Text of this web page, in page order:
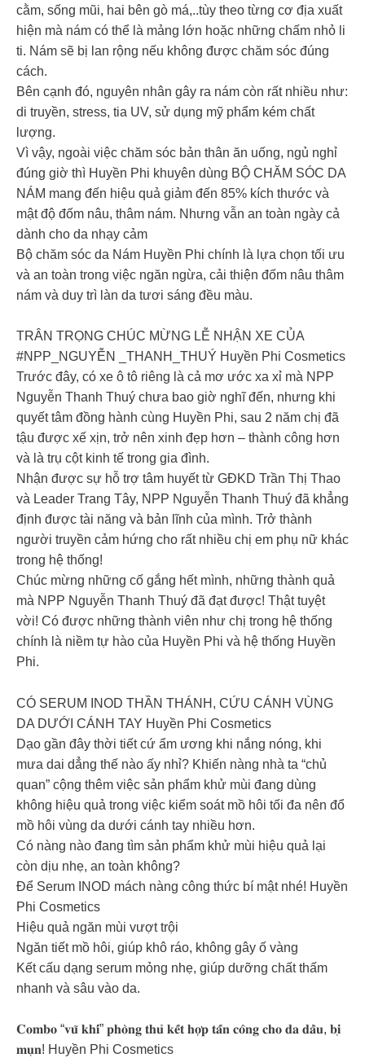
cằm, sống mũi, hai bên gò má,..tùy theo từng cơ địa xuất
hiện mà nám có thể là mảng lớn hoặc những chấm nhỏ li
ti. Nám sẽ bị lan rộng nếu không được chăm sóc đúng
cách.
Bên cạnh đó, nguyên nhân gây ra nám còn rất nhiều như:
di truyền, stress, tia UV, sử dụng mỹ phẩm kém chất
lượng.
Vì vậy, ngoài việc chăm sóc bản thân ăn uống, ngủ nghỉ
đúng giờ thì Huyền Phi khuyên dùng BỘ CHĂM SÓC DA
NÁM mang đến hiệu quả giảm đến 85% kích thước và
mật độ đốm nâu, thâm nám. Nhưng vẫn an toàn ngày cả
dành cho da nhạy cảm
Bộ chăm sóc da Nám Huyền Phi chính là lựa chọn tối ưu
và an toàn trong việc ngăn ngừa, cải thiện đốm nâu thâm
nám và duy trì làn da tươi sáng đều màu.
TRÂN TRỌNG CHÚC MỪNG LỄ NHẬN XE CỦA
#NPP_NGUYỄN _THANH_THUÝ Huyền Phi Cosmetics
Trước đây, có xe ô tô riêng là cả mơ ước xa xỉ mà NPP
Nguyễn Thanh Thuý chưa bao giờ nghĩ đến, nhưng khi
quyết tâm đồng hành cùng Huyền Phi, sau 2 năm chị đã
tậu được xế xịn, trở nên xinh đẹp hơn – thành công hơn
và là trụ cột kinh tế trong gia đình.
Nhận được sự hỗ trợ tâm huyết từ GĐKD Trần Thị Thao
và Leader Trang Tây, NPP Nguyễn Thanh Thuý đã khẳng
định được tài năng và bản lĩnh của mình. Trở thành
người truyền cảm hứng cho rất nhiều chị em phụ nữ khác
trong hệ thống!
Chúc mừng những cố gắng hết mình, những thành quả
mà NPP Nguyễn Thanh Thuý đã đạt được! Thật tuyệt
vời! Có được những thành viên như chị trong hệ thống
chính là niềm tự hào của Huyền Phi và hệ thống Huyền
Phi.
CÓ SERUM INOD THẦN THÁNH, CỨU CÁNH VÙNG
DA DƯỚI CÁNH TAY Huyền Phi Cosmetics
Dạo gần đây thời tiết cứ ẩm ương khi nắng nóng, khi
mưa dai dẳng thế nào ấy nhỉ? Khiến nàng nhà ta “chủ
quan” cộng thêm việc sản phẩm khử mùi đang dùng
không hiệu quả trong việc kiểm soát mồ hôi tối đa nên đổ
mồ hôi vùng da dưới cánh tay nhiều hơn.
Có nàng nào đang tìm sản phẩm khử mùi hiệu quả lại
còn dịu nhẹ, an toàn không?
Để Serum INOD mách nàng công thức bí mật nhé! Huyền
Phi Cosmetics
Hiệu quả ngăn mùi vượt trội
Ngăn tiết mồ hôi, giúp khô ráo, không gây ố vàng
Kết cấu dạng serum mỏng nhẹ, giúp dưỡng chất thấm
nhanh và sâu vào da.
𝐂𝐨𝐦𝐛𝐨 “𝐯𝐮̃ 𝐤𝐡𝐢́” 𝐩𝐡𝐨̀𝐧𝐠 𝐭𝐡𝐮̉ 𝐤𝐞̂́𝐭 𝐡𝐨̛̣𝐩 𝐭𝐚̂́𝐧 𝐜𝐨̂𝐧𝐠 𝐜𝐡𝐨 𝐝𝐚 𝐝𝐚̂̀𝐮, 𝐛𝐢̣
𝐦𝐮̣𝐧! Huyền Phi Cosmetics